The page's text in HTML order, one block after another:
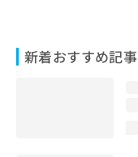
新着おすすめ記事
合